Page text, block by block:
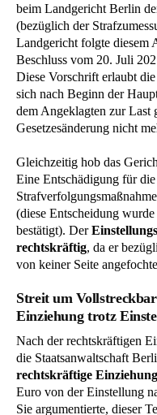
beim Landgericht Berlin
(bezüglich der
Landgericht folgte diesem
Beschluss vom 20. Juli
Diese Vorschrift erlaubt
sich nach Beginn der
dem Angeklagten zur Last
Gesetzesänderung nicht
Gleichzeitig hob das
Eine Entschädigung für
(diese Entscheidung
bestätigt). Der
rechtskräftig, da er
von keiner Seite
Streit um
Einziehung trotz
Nach der rechtskräftigen
die Staatsanwaltschaft
rechtskräftige
Euro von der Einstellung
Sie argumentierte, dieser